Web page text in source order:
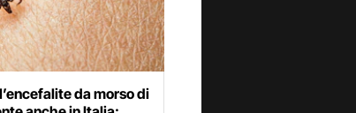
l’encefalite da morso di